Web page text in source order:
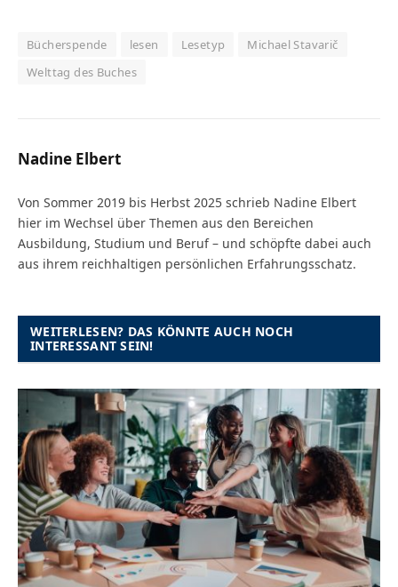
Bücherspende lesen Lesetyp
Michael Stavarič
Welttag des Buches
Nadine Elbert
Von Sommer 2019 bis Herbst 2025 schrieb Nadine Elbert
hier im Wechsel über Themen aus den Bereichen
Ausbildung, Studium und Beruf – und schöpfte dabei auch
aus ihrem reichhaltigen persönlichen Erfahrungsschatz.
WEITERLESEN? DAS KÖNNTE AUCH NOCH
INTERESSANT SEIN!